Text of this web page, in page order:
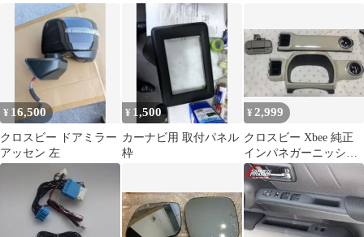
ムニー ハスラー アルト
ラパン
¥ 16,500
クロスビー ドアミラー
アッセン 左
¥ 1,500
カーナビ用 取付パネル
枠
¥ 2,999
クロスビー Xbee 純正
インパネガーニッシュ
標準色 アイボリー